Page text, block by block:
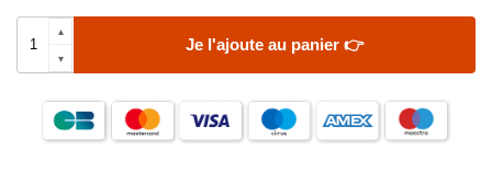
Je l'ajoute au panier 👉